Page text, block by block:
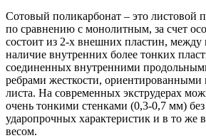
Сотовый поликарбонат – это листовой
по сравнению с монолитным, за счет
состоит из 2-х внешних пластин,
наличие внутренних более тонких
соединенных внутренними
ребрами жесткости,
листа. На современных экструдерах
очень тонкими стенками (0,3-0,7 мм)
ударопрочных характеристик и в то же
весом.